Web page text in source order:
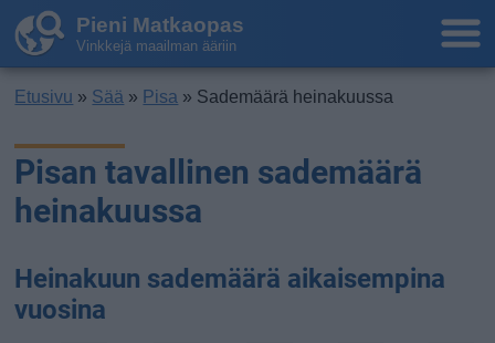
Pieni Matkaopas
Vinkkejä maailman ääriin
Etusivu » Sää » Pisa » Sademäärä heinakuussa
Pisan tavallinen sademäärä
heinakuussa
Heinakuun sademäärä aikaisempina
vuosina